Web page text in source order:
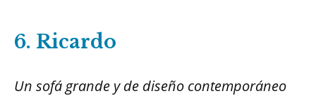
6. Ricardo
Un sofá grande y de diseño contemporáneo